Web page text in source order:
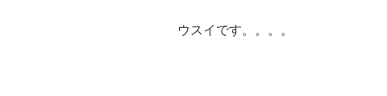
ウスイです。。。。